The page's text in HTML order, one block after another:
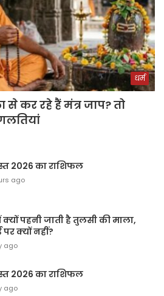
धर्म
से कर रहे हैं मंत्र जाप? तो
2026 का राशिफल
ago
पहनी जाती है तुलसी की माला,
क्यों नहीं?
ago
2026 का राशिफल
ago